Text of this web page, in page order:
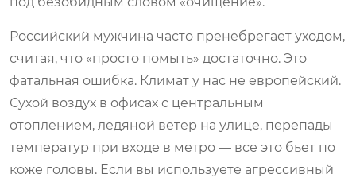
Российский мужчина часто пренебрегает уходом,
считая, что «просто помыть» достаточно. Это
фатальная ошибка. Климат у нас не европейский.
Сухой воздух в офисах с центральным
отоплением, ледяной ветер на улице, перепады
температур при входе в метро — все это бьет по
коже головы. Если вы используете агрессивный